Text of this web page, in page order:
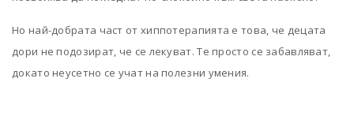
Но най-добрата част от хиппотерапията е това, че децата
дори не подозират, че се лекуват. Те просто се забавляват,
докато неусетно се учат на полезни умения.